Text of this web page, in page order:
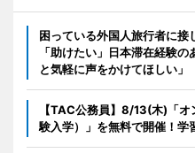
困っている外国人旅行者に
「助けたい」日本滞在経験
と気軽に声をかけてほしい」
【TAC公務員】8/13(木)「
験入学）」を無料で開催！学